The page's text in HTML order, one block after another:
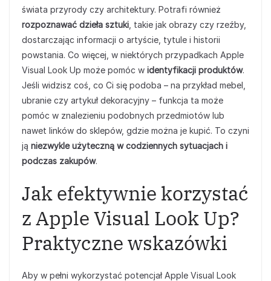
świata przyrody czy architektury. Potrafi również
rozpoznawać dzieła sztuki , takie jak obrazy czy rzeźby,
dostarczając informacji o artyście, tytule i historii
powstania. Co więcej, w niektórych przypadkach Apple
Visual Look Up może pomóc w identyfikacji produktów.
Jeśli widzisz coś, co Ci się podoba – na przykład mebel,
ubranie czy artykuł dekoracyjny – funkcja ta może
pomóc w znalezieniu podobnych przedmiotów lub
nawet linków do sklepów, gdzie można je kupić. To czyni
ją niezwykle użyteczną w codziennych sytuacjach i
podczas zakupów.
Jak efektywnie korzystać
z Apple Visual Look Up?
Praktyczne wskazówki
Aby w pełni wykorzystać potencjał Apple Visual Look